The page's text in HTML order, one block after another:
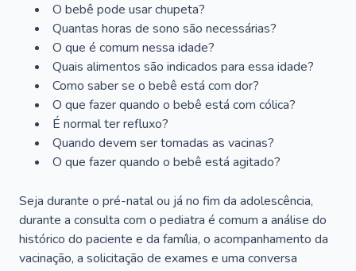
O bebê pode usar chupeta?
Quantas horas de sono são necessárias?
O que é comum nessa idade?
Quais alimentos são indicados para essa idade?
Como saber se o bebê está com dor?
O que fazer quando o bebê está com cólica?
É normal ter refluxo?
Quando devem ser tomadas as vacinas?
O que fazer quando o bebê está agitado?
Seja durante o pré-natal ou já no fim da adolescência,
durante a consulta com o pediatra é comum a análise do
histórico do paciente e da família, o acompanhamento da
vacinação, a solicitação de exames e uma conversa